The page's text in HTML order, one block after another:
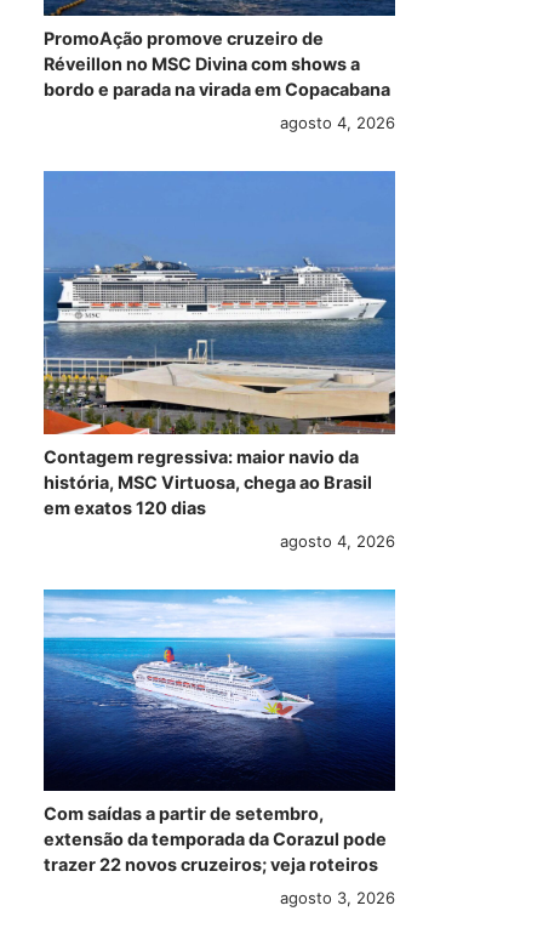
PromoAção promove cruzeiro de
Réveillon no MSC Divina com shows a
bordo e parada na virada em Copacabana
agosto 4, 2026
Contagem regressiva: maior navio da
história, MSC Virtuosa, chega ao Brasil
em exatos 120 dias
agosto 4, 2026
Com saídas a partir de setembro,
extensão da temporada da Corazul pode
trazer 22 novos cruzeiros; veja roteiros
agosto 3, 2026